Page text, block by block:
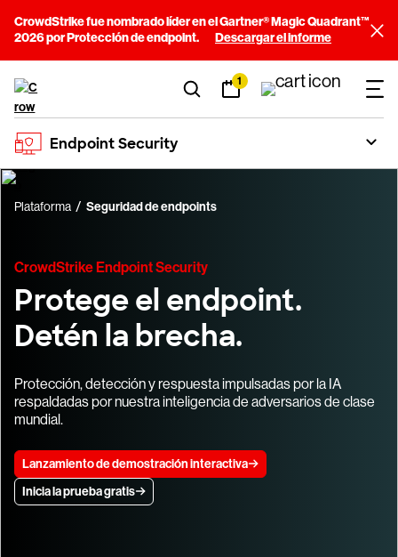
CrowdStrike fue nombrado líder en el Gartner® Magic Quadrant™
2026 por Protección de endpoint.
Descargar el informe
1
Endpoint Security
Plataforma Seguridad de endpoints
CrowdStrike Endpoint Security
Protege el endpoint.
Detén la brecha.
Protección, detección y respuesta impulsadas por la IA
respaldadas por nuestra inteligencia de adversarios de clase
mundial.
Lanzamiento de demostración interactiva
Inicia la prueba gratis